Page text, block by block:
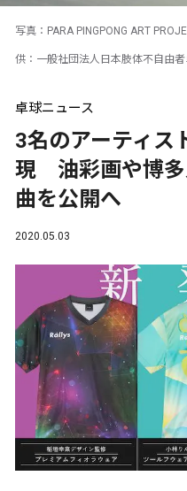
写真：PARA PINGPONG ART
供：一般社団法人日本肢体不自由
卓球ニュース
3名のアーティス
現 油彩画や博多
曲を公開へ
2020.05.03